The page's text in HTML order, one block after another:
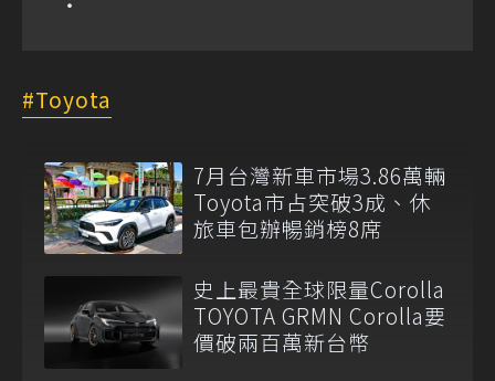
Toyota
7月台灣新車市場3.86萬輛
Toyota市占突破3成、休
旅車包辦暢銷榜8席
史上最貴全球限量Corolla
TOYOTA GRMN Corolla要
價破兩百萬新台幣